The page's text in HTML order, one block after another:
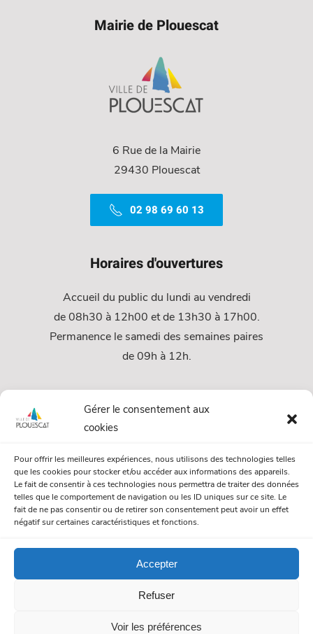
Gérer le consentement aux
cookies
Pour offrir les meilleures expériences, nous utilisons des technologies telles
que les cookies pour stocker et/ou accéder aux informations des appareils.
Le fait de consentir à ces technologies nous permettra de traiter des données
telles que le comportement de navigation ou les ID uniques sur ce site. Le
fait de ne pas consentir ou de retirer son consentement peut avoir un effet
négatif sur certaines caractéristiques et fonctions.
Accepter
Refuser
Voir les préférences
Mairie de Plouescat
6 Rue de la Mairie
29430 Plouescat
02 98 69 60 13
Horaires d'ouvertures
Accueil du public du lundi au vendredi
de 08h30 à 12h00 et de 13h30 à 17h00.
Permanence le samedi des semaines paires
de 09h à 12h.
Services
Urbanisme
Papiers et citoyenneté
Numéros Utiles
© Mairie de Plouescat. Tous droits réservés. /Mentions légales
Politique de gestion des cookies/Politique de confidentialité